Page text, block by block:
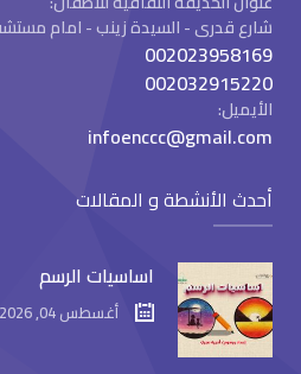
شارع قدرى - السيدة زينب - امام
002023958169
002032915220
الأيميل:
infoenccc@gmail.com
أحدث الأنشطة و المقالات
اساسيات الرسم
أغسطس 04, 2026